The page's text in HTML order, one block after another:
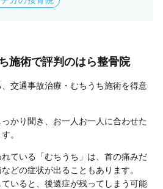
施術で評判のはら整骨院
交通事故治療・むちうち施術を得意
かり聞き、お一人お一人に合わせた
。
ている「むちうち」は、首の痛みだ
どの症状が出ることもあります。
いると、後遺症が残ってしまう可能